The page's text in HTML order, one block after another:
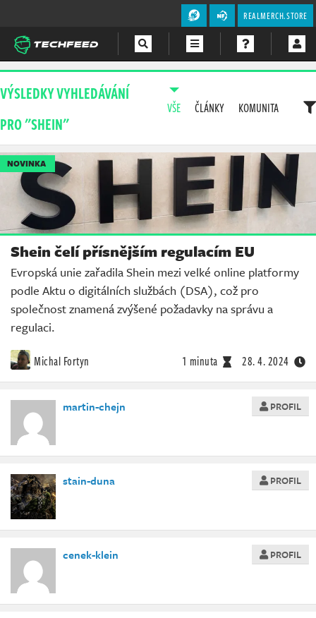
REALMERCH.STORE
Magazín
Videa
Soutěže
VÝSLEDKY VYHLEDÁVÁNÍ
PRO "SHEIN"
VŠE ČLÁNKY KOMUNITA
NOVINKA
Shein čelí přísnějším regulacím EU
Evropská unie zařadila Shein mezi velké online platformy
podle Aktu o digitálních službách (DSA), což pro
společnost znamená zvýšené požadavky na správu a
regulaci.
Michal Fortyn 1 minuta 28. 4. 2024
martin-chejn PROFIL
stain-duna PROFIL
cenek-klein PROFIL